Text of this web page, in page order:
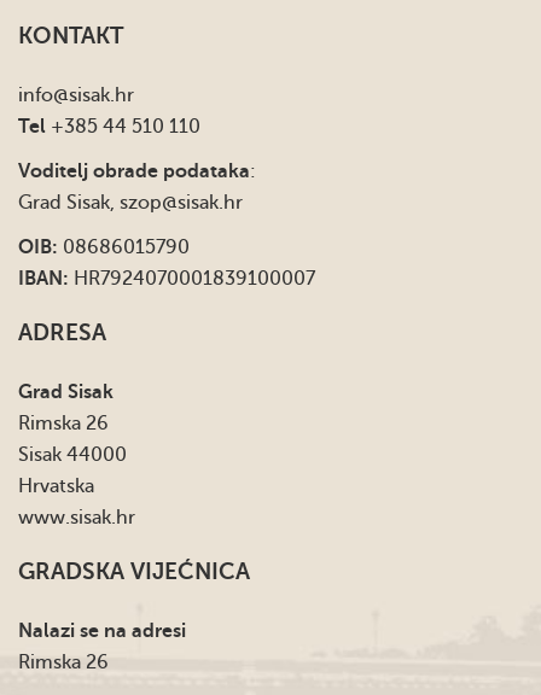
KONTAKT
info@sisak.hr
Tel +385 44 510 110
Voditelj obrade podataka:
Grad Sisak, szop@sisak.hr
OIB: 08686015790
IBAN: HR7924070001839100007
ADRESA
Grad Sisak
Rimska 26
Sisak 44000
Hrvatska
www.sisak.hr
GRADSKA VIJEĆNICA
Nalazi se na adresi
Rimska 26